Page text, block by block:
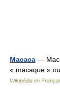
Macaca —
« macaque »
Wikipédia en